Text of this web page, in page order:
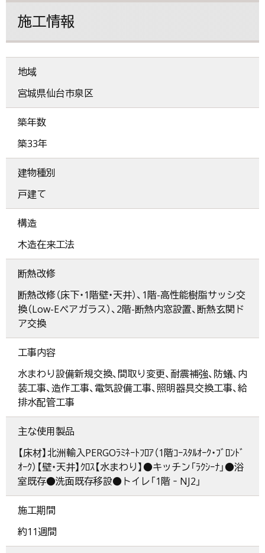
施工情報
地域
宮城県仙台市泉区
築年数
築33年
建物種別
戸建て
構造
木造在来工法
断熱改修
断熱改修（床下・1階壁・天井）、1階-高性能樹脂サッシ交
換（Low-Eペアガラス）、2階-断熱内窓設置、断熱玄関ド
ア交換
工事内容
水まわり設備新規交換、間取り変更、耐震補強、防蟻、内
装工事、造作工事、電気設備工事、照明器具交換工事、給
排水配管工事
主な使用製品
【床材】北洲輸入PERGOﾗﾐﾈｰﾄﾌﾛｱ（1階ｺｰｽﾀﾙｵｰｸ・ﾌﾞﾛﾝﾄﾞ
ｵｰｸ）【壁・天井】ｸﾛｽ【水まわり】●キッチン「ﾗｸｼｰﾅ」●浴
室既存●洗面既存移設●トイレ「1階‐NJ2」
施工期間
約11週間